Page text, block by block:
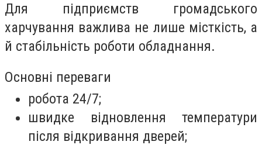
Для підприємств громадського
харчування важлива не лише місткість, а
й стабільність роботи обладнання.
Основні переваги
робота 24/7;
швидке відновлення температури
після відкривання дверей;